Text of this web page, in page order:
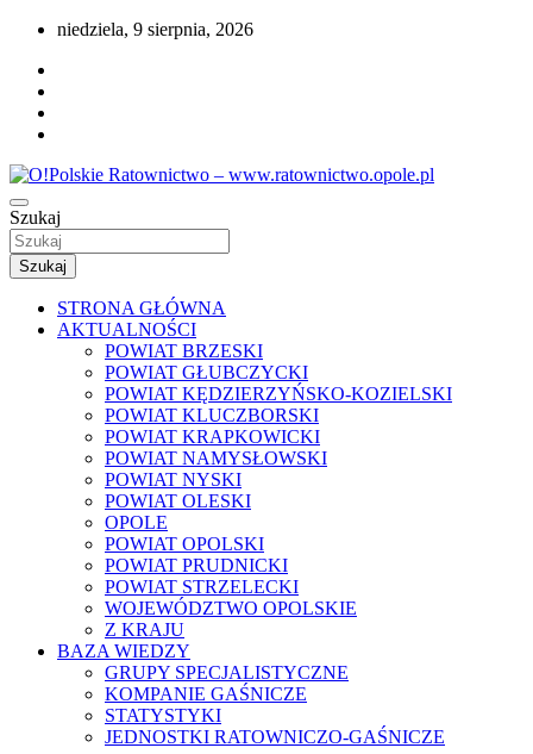
Przejdź
treści
niedziela, 9 sierpnia, 2026
O!Polskie Ratownictwo –
Portal opolskiego i polskiego ratownictwa.
Szukaj
Szukaj
STRONA GŁÓWNA
AKTUALNOŚCI
POWIAT BRZESKI
POWIAT GŁUBCZYCKI
POWIAT KĘDZIERZYŃSKO-KOZIELSKI
POWIAT KLUCZBORSKI
POWIAT KRAPKOWICKI
POWIAT NAMYSŁOWSKI
POWIAT NYSKI
POWIAT OLESKI
OPOLE
POWIAT OPOLSKI
POWIAT PRUDNICKI
POWIAT STRZELECKI
WOJEWÓDZTWO OPOLSKIE
Z KRAJU
BAZA WIEDZY
GRUPY SPECJALISTYCZNE
KOMPANIE GAŚNICZE
STATYSTYKI
JEDNOSTKI RATOWNICZO-GAŚNICZE